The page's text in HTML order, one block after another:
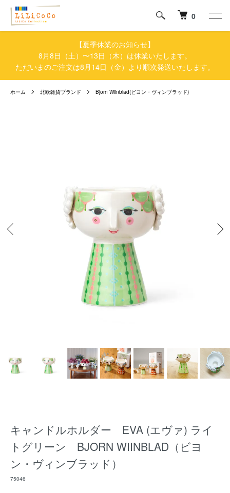
0
【夏季休業のお知らせ】
8月8日（土）〜13日（木）は休業いたします。
ただいまのご注文は8月14日（金）より順次発送いたします。
ホーム 北欧雑貨ブランド Bjorn Wiinblad(ビヨン・ヴィンブラッド)
キャンドルホルダー EVA (エヴァ) ライ
トグリーン BJORN WIINBLAD（ビヨ
ン・ヴィンブラッド）
75046